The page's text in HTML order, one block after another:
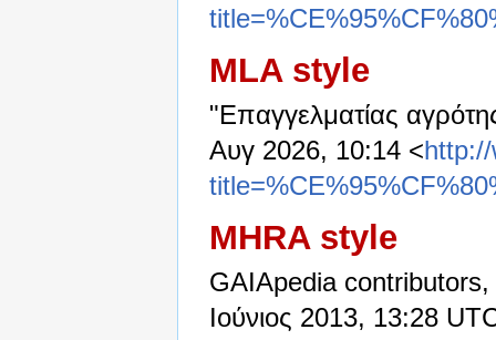
MLA style
"Επαγγελματίας
Αυγ 2026, 10:14 <
MHRA style
GAIApedia
Ιούνιος 2013, 13:28